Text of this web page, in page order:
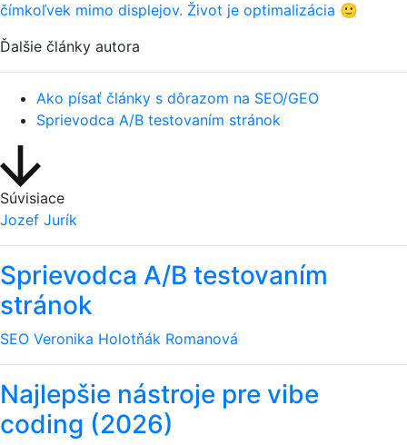
čímkoľvek mimo displejov. Život je optimalizácia 🙂
Ďalšie články autora
Ako písať články s dôrazom na SEO/GEO
Sprievodca A/B testovaním stránok
Súvisiace
Jozef Jurík
Sprievodca A/B testovaním
stránok
SEO Veronika Holotňák Romanová
Najlepšie nástroje pre vibe
coding (2026)